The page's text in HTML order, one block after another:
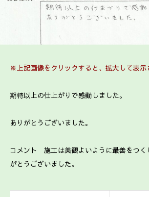
※上記画像をクリックすると、拡大して表示
期待以上の仕上がりで感動しました。
ありがとうございました。
コメント 施工は美観よいように最善をつく
がとうございました。